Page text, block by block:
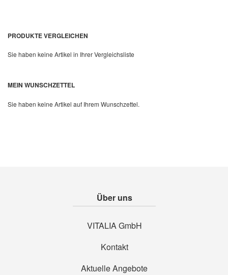
PRODUKTE VERGLEICHEN
Sie haben keine Artikel in Ihrer Vergleichsliste
MEIN WUNSCHZETTEL
Sie haben keine Artikel auf Ihrem Wunschzettel.
Über uns
VITALIA GmbH
Kontakt
Aktuelle Angebote